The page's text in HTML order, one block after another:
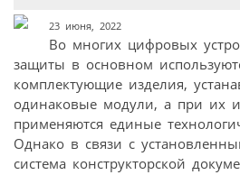
23 июня, 2022
Во многих цифровых
защиты в основном
комплектующие изделия,
одинаковые модули, а при их
применяются единые
Однако в связи с
система конструкторской